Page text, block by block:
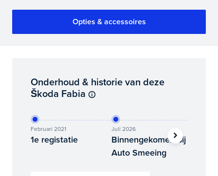
Opties & accessoires
Onderhoud & historie van deze
Škoda Fabia
Februari 2021
1e registatie
Juli 2026
Binnengekomen bij
Auto Smeeing